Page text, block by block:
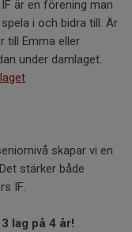
är en förening man
i och bidra till. Är
till Emma eller
under damlaget.
skapar vi en
stärker både
IF.
lag på 4 år!